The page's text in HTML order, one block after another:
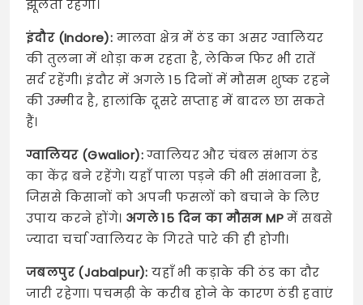
झूलता रहेगा।
इंदौर (Indore): मालवा क्षेत्र में ठंड का असर ग्वालियर
की तुलना में थोड़ा कम रहता है, लेकिन फिर भी रातें
सर्द रहेंगी। इंदौर में अगले 15 दिनों में मौसम शुष्क रहने
की उम्मीद है, हालांकि दूसरे सप्ताह में बादल छा सकते
हैं।
ग्वालियर (Gwalior):ग्वालियर और चंबल संभाग ठंड
का केंद्र बने रहेंगे। यहाँ पाला पड़ने की भी संभावना है,
जिससे किसानों को अपनी फसलों को बचाने के लिए
उपाय करने होंगे। अगले 15 दिन का मौसम MPमें सबसे
ज्यादा चर्चा ग्वालियर के गिरते पारे की ही होगी।
जबलपुर (Jabalpur): यहाँ भी कड़ाके की ठंड का दौर
जारी रहेगा। पचमढ़ी के करीब होने के कारण ठंडी हवाएं